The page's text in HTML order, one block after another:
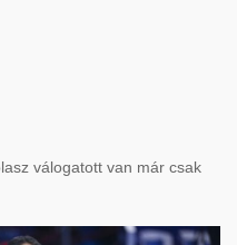
válogatott van már csak